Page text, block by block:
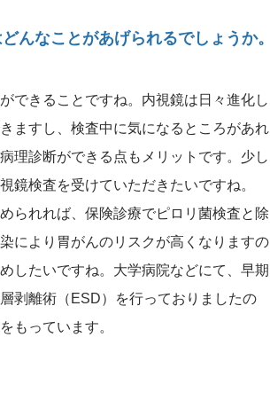
んなことがあげられるでしょうか。
できることですね。内視鏡は日々進化し
ますし、検査中に気になるところがあれ
理診断ができる点もメリットです。少し
鏡検査を受けていただきたいですね。
られれば、保険診療でピロリ菌検査と除
により胃がんのリスクが高くなりますの
したいですね。大学病院などにて、早期
剥離術（ESD）を行っておりましたの
もっています。